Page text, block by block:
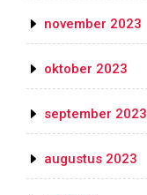
november 2023
oktober 2023
september 2023
augustus 2023